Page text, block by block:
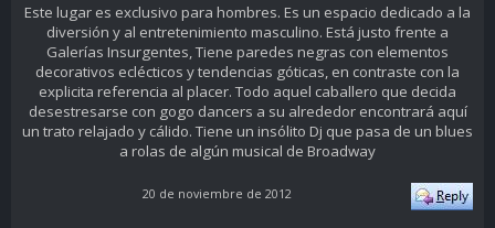
Este lugar es exclusivo para hombres. Es un espacio dedicado a la
diversión y al entretenimiento masculino. Está justo frente a
Galerías Insurgentes, Tiene paredes negras con elementos
decorativos eclécticos y tendencias góticas, en contraste con la
explicita referencia al placer. Todo aquel caballero que decida
desestresarse con gogo dancers a su alrededor encontrará aquí
un trato relajado y cálido. Tiene un insólito Dj que pasa de un blues
a rolas de algún musical de Broadway
20 de noviembre de 2012